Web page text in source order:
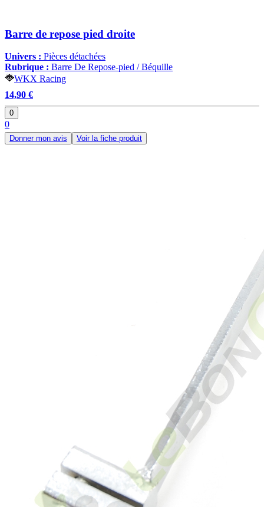
Barre de repose pied droite
Univers : Pièces détachées
Rubrique : Barre De Repose-pied / Béquille
WKX Racing
14,90 €
0
0
Donner mon avis Voir la fiche produit